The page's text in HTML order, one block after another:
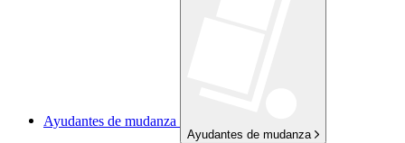
Ayudantes de mudanza
Ayudantes de mudanza